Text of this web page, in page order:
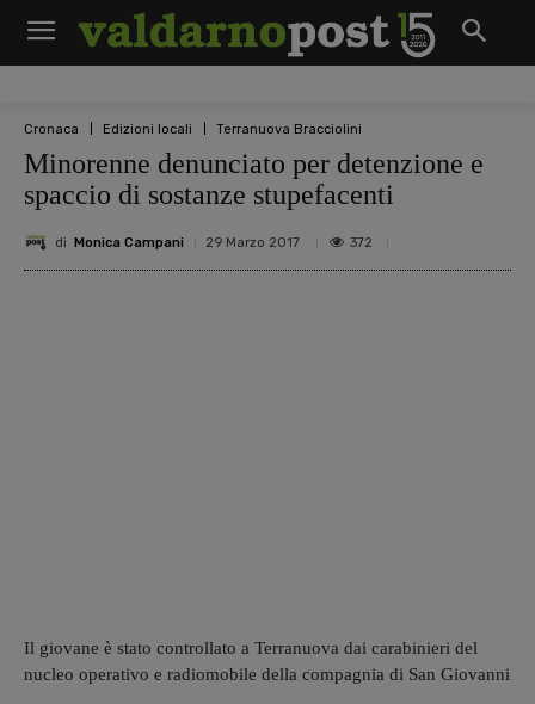
Cronaca Edizioni locali Terranuova Bracciolini
Minorenne denunciato per detenzione e
spaccio di sostanze stupefacenti
di Monica Campani 29 Marzo 2017 372
Il giovane è stato controllato a Terranuova dai carabinieri del
nucleo operativo e radiomobile della compagnia di San Giovanni